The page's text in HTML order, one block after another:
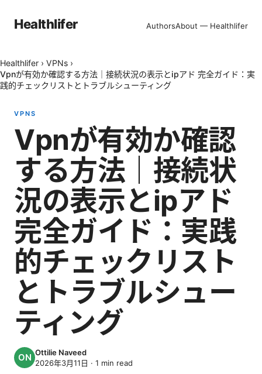
Healthlifer AuthorsAbout — Healthlifer
Healthlifer › VPNs ›
Vpnが有効か確認する方法｜接続状況の表示とipアド 完全ガイド：実
践的チェックリストとトラブルシューティング
VPNS
Vpnが有効か確認
する方法｜接続状
況の表示とipアド
完全ガイド：実践
的チェックリスト
とトラブルシュー
ティング
Ottilie Naveed
2026年3月11日 · 1 min read